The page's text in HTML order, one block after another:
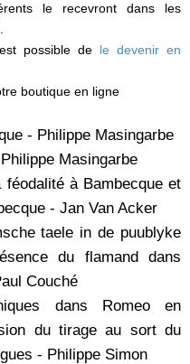
le recevront dans les
possible de le devenir en
boutique en ligne
- Philippe Masingarbe
Masingarbe
à Bambecque et
- Jan Van Acker
taele in de puublyke
du flamand dans
Couché
dans Romeo en
du tirage au sort du
- Philippe Simon